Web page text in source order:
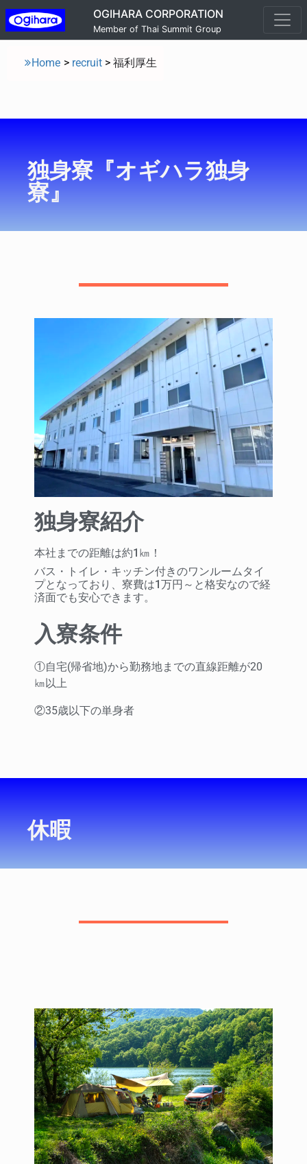
OGIHARA CORPORATION
Member of Thai Summit Group
Home > recruit > 福利厚生
独身寮『オギハラ独身
寮』
独身寮紹介
本社までの距離は約1㎞！
バス・トイレ・キッチン付きのワンルームタイ
プとなっており、寮費は1万円～と格安なので経
済面でも安心できます。
入寮条件
①自宅(帰省地)から勤務地までの直線距離が20
㎞以上
②35歳以下の単身者
休暇